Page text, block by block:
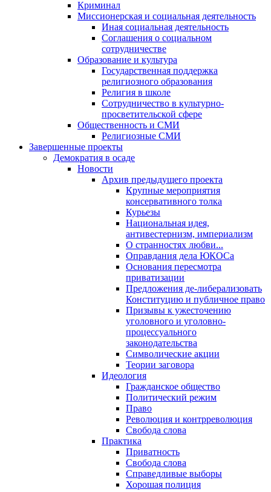
Криминал
Миссионерская и социальная деятельность
Иная социальная деятельность
Соглашения о социальном
сотрудничестве
Образование и культура
Государственная поддержка
религиозного образования
Религия в школе
Сотрудничество в культурно-
просветительской сфере
Общественность и СМИ
Религиозные СМИ
Завершенные проекты
Демократия в осаде
Новости
Архив предыдущего проекта
Крупные мероприятия
консервативного толка
Курьезы
Национальная идея,
антивестернизм, империализм
О странностях любви...
Оправдания дела ЮКОСа
Основания пересмотра
приватизации
Предложения де-либерализовать
Конституцию и публичное право
Призывы к ужесточению
уголовного и уголовно-
процессуального
законодательства
Символические акции
Теории заговора
Идеология
Гражданское общество
Политический режим
Право
Революция и контрреволюция
Свобода слова
Практика
Приватность
Свобода слова
Справедливые выборы
Хорошая полиция